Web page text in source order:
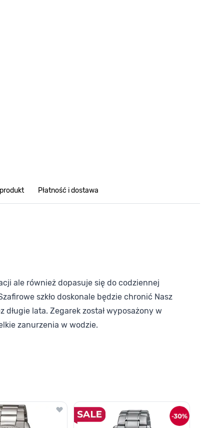
Płatność i dostawa
ale również dopasuje się do codziennej
szkło doskonale będzie chronić Nasz
lata. Zegarek został wyposażony w
zanurzenia w wodzie.
nawigacji karuzeli za pomocą linka pomijającego.